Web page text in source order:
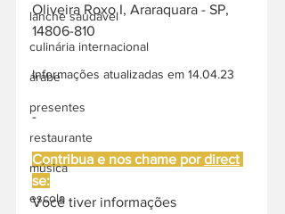
lanche saudável
culinária internacional
árabe
presentes
restaurante
música
escola
Oliveira Roxo I, Araraquara - SP,
14806-810
Informações atualizadas em 14.04.23
-
Contribua e nos chame por direct
se:
Você tiver informações